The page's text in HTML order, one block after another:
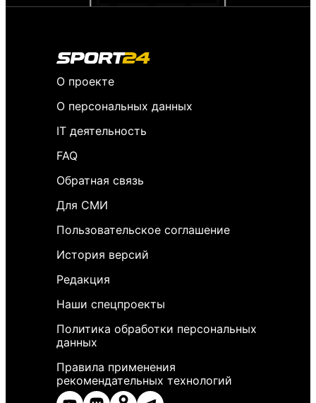
О проекте
О персональных данных
IT деятельность
FAQ
Обратная связь
Для СМИ
Пользовательское соглашение
История версий
Редакция
Наши спецпроекты
Политика обработки персональных
данных
Правила применения
рекомендательных технологий